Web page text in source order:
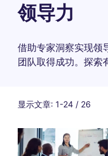
领导力
借助专家洞察实现领
团队取得成功。探索
显示文章: 1-24 / 26
Pagination